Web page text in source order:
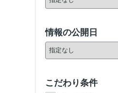
情報の公開日
こだわり条件